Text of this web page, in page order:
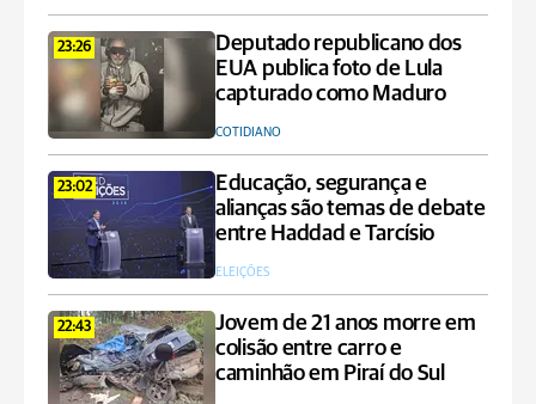
23:26
Deputado republicano dos
EUA publica foto de Lula
capturado como Maduro
COTIDIANO
23:02
Educação, segurança e
alianças são temas de debate
entre Haddad e Tarcísio
ELEIÇÕES
22:43
Jovem de 21 anos morre em
colisão entre carro e
caminhão em Piraí do Sul